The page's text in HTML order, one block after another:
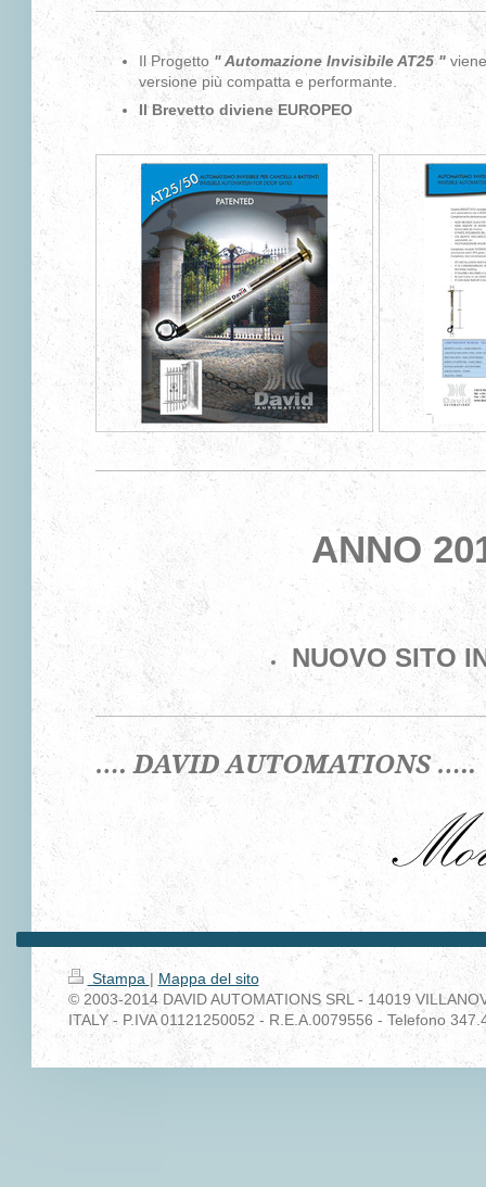
Il Progetto " Automazione Invisibile AT25 "
versione più compatta e performante.
Il Brevetto diviene EUROPEO
ANNO
NUOVO SITO
…. DAVID AUTOMATIONS
Stampa | Mappa del sito
© 2003-2014 DAVID AUTOMATIONS SRL - 14019
ITALY - P.IVA 01121250052 - R.E.A.0079556 - Telefono